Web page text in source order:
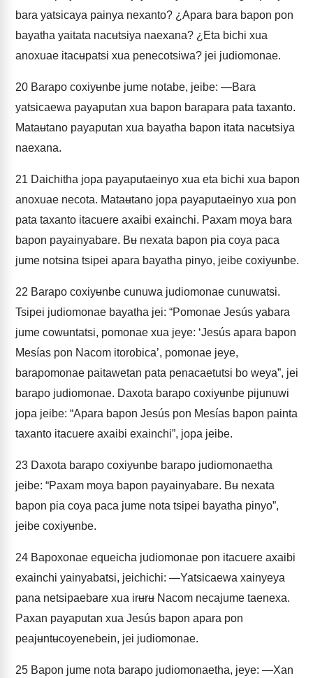
bara yatsicaya painya nexanto? ¿Apara bara bapon pon
bayatha yaitata nacʉtsiya naexana? ¿Eta bichi xua
anoxuae itacʉpatsi xua penecotsiwa? jei judiomonae.
20 Barapo coxiyʉnbe jume notabe, jeibe: —Bara
yatsicaewa payaputan xua bapon barapara pata taxanto.
Mataʉtano payaputan xua bayatha bapon itata nacʉtsiya
naexana.
21 Daichitha jopa payaputaeinyo xua eta bichi xua bapon
anoxuae necota. Mataʉtano jopa payaputaeinyo xua pon
pata taxanto itacuere axaibi exainchi. Paxam moya bara
bapon payainyabare. Bʉ nexata bapon pia coya paca
jume notsina tsipei apara bayatha pinyo, jeibe coxiyʉnbe.
22 Barapo coxiyʉnbe cunuwa judiomonae cunuwatsi.
Tsipei judiomonae bayatha jei: “Pomonae Jesús yabara
jume cowʉntatsi, pomonae xua jeye: ‘Jesús apara bapon
Mesías pon Nacom itorobica’, pomonae jeye,
barapomonae paitawetan pata penacaetutsi bo weya”, jei
barapo judiomonae. Daxota barapo coxiyʉnbe pijunuwi
jopa jeibe: “Apara bapon Jesús pon Mesías bapon painta
taxanto itacuere axaibi exainchi”, jopa jeibe.
23 Daxota barapo coxiyʉnbe barapo judiomonaetha
jeibe: “Paxam moya bapon payainyabare. Bʉ nexata
bapon pia coya paca jume nota tsipei bayatha pinyo”,
jeibe coxiyʉnbe.
24 Bapoxonae equeicha judiomonae pon itacuere axaibi
exainchi yainyabatsi, jeichichi: —Yatsicaewa xainyeya
pana netsipaebare xua irʉrʉ Nacom necajume taenexa.
Paxan payaputan xua Jesús bapon apara pon
peajʉntʉcoyenebein, jei judiomonae.
25 Bapon jume nota barapo judiomonaetha, jeye: —Xan